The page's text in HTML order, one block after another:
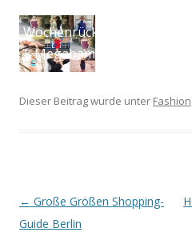
Plus-Size-
Outfit:
MIAMODA
Dieser Beitrag wurde unter Fashion
Artikel-Navigation
← Große Größen Shopping-
Guide Berlin